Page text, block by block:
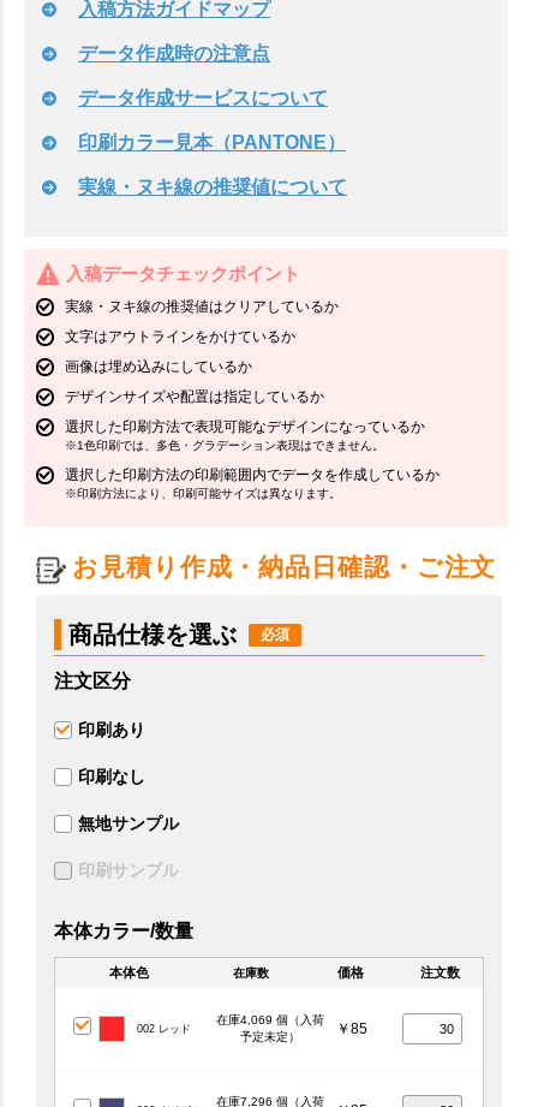
入稿方法ガイドマップ
データ作成時の注意点
データ作成サービスについて
印刷カラー見本（PANTONE）
実線・ヌキ線の推奨値について
入稿データチェックポイント
実線・ヌキ線の推奨値はクリアしているか
文字はアウトラインをかけているか
画像は埋め込みにしているか
デザインサイズや配置は指定しているか
選択した印刷方法で表現可能なデザインになっているか
※1色印刷では、多色・グラデーション表現はできません。
選択した印刷方法の印刷範囲内でデータを作成しているか
※印刷方法により、印刷可能サイズは異なります。
お見積り作成・納品日確認・ご注文
商品仕様を選ぶ
注文区分
印刷あり
印刷なし
無地サンプル
印刷サンプル
本体カラー/数量
本体色 在庫数 価格 注文数
002 レッド
在庫4,069 個（入荷
予定未定）
￥85
在庫7,296 個（入荷